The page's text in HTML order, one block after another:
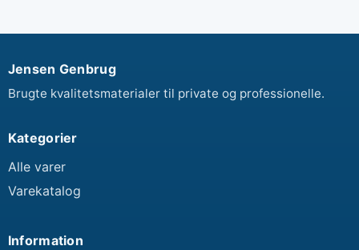
Jensen Genbrug
Brugte kvalitetsmaterialer til private og professionelle.
Kategorier
Alle varer
Varekatalog
Information